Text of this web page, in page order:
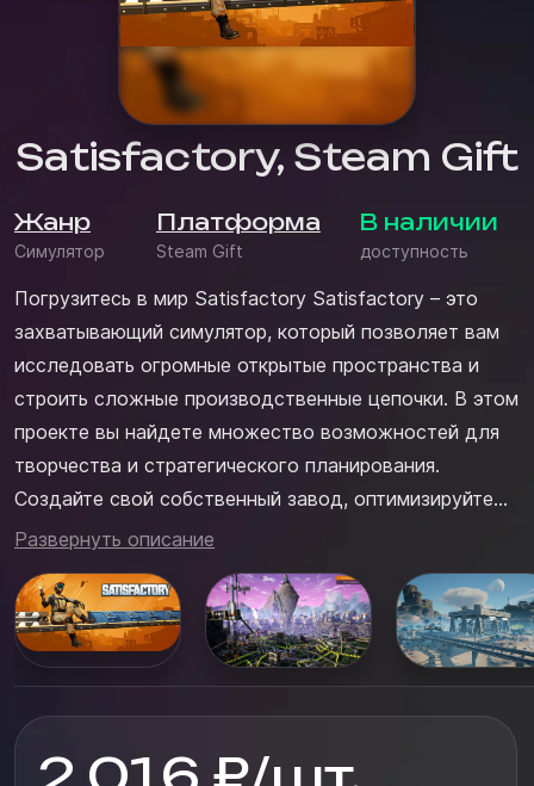
Satisfactory, Steam Gift
Жанр
Симулятор
Платформа
Steam Gift
В наличии
доступность
Погрузитесь в мир Satisfactory Satisfactory – это
захватывающий симулятор, который позволяет вам
исследовать огромные открытые пространства и
строить сложные производственные цепочки. В этом
проекте вы найдете множество возможностей для
творчества и стратегического планирования.
Создайте свой собственный завод, оптимизируйте
производственные линии и развивайте своё
предлагает вам уникальный опыт, где вы можете
стремиться к максимальной эффективн...
Развернуть описание